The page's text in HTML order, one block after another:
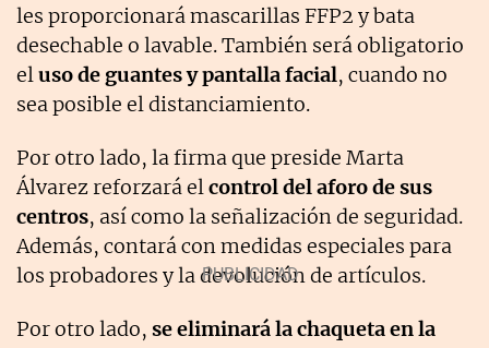
les proporcionará mascarillas FFP2 y bata
desechable o lavable. También será obligatorio
eluso de guantes y pantalla facial, cuando no
sea posible el distanciamiento.
Por otro lado, la firma que preside Marta
Álvarez reforzará elcontrol del aforo de sus
centros, así como la señalización de seguridad.
Además, contará con medidas especiales para
los probadores y la devolución de artículos.
Por otro lado, se eliminará la chaqueta en la